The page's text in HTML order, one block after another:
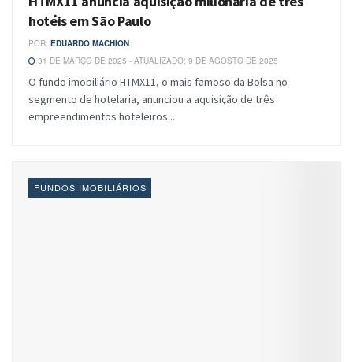
hotéis em São Paulo
POR: EDUARDO MACHION
31 DE MARÇO DE 2025 - ATUALIZADO: 9 DE AGOSTO DE 2025
O fundo imobiliário HTMX11, o mais famoso da Bolsa no
segmento de hotelaria, anunciou a aquisição de três
empreendimentos hoteleiros...
FUNDOS IMOBILIÁRIOS